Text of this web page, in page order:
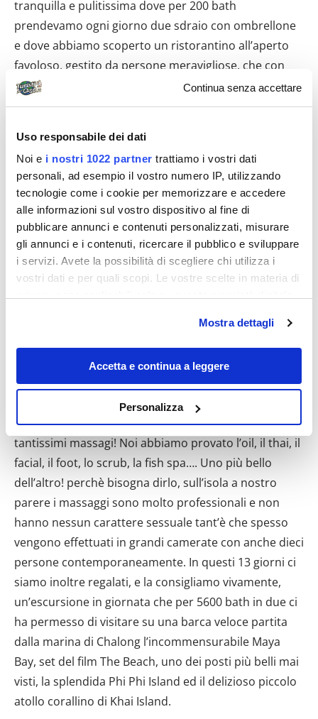
Continua senza accettare
Uso responsabile dei dati
Noi e i nostri 1022 partner trattiamo i vostri dati
personali, ad esempio il vostro numero IP, utilizzando
tecnologie come i cookie per memorizzare e accedere
alle informazioni sul vostro dispositivo al fine di
pubblicare annunci e contenuti personalizzati, misurare
gli annunci e i contenuti, ricercare il pubblico e sviluppare
i servizi. Avete la possibilità di scegliere chi utilizza i
vostri dati e per quali scopi. Le vostre scelte in materia di
modificare o revocare il proprio consenso in qualsiasi
momento dalla Dichiarazione sui cookie o facendo clic
sull'icona di attivazione della privacy.
raccogliere informazioni sulla tua posizione
geografica, con un'approssimazione di qualche
metro,
Identificare il tuo dispositivo, scansionandolo
attivamente alla ricerca di caratteristiche specifiche
(impronte digitali).
Approfondisci come vengono elaborati i tuoi dati personali
e imposta le tue preferenze nellasezione dettagli. Puoi
modificare o ritirare il tuo consenso in qualsiasi momento
dalla Dichiarazione sui cookie.
Utilizziamo i cookie per personalizzare contenuti ed
annunci, per fornire funzionalità dei social media e per
analizzare il nostro traffico. Condividiamo inoltre
informazioni sul modo in cui utilizzi il nostro sito con i
nostri partner che si occupano di analisi dei dati web,
pubblicità e social media, i quali potrebbero combinarle
con altre informazioni che hai fornito loro o che hanno
Mostra dettagli
Accetta e continua a leggere
Personalizza
tranquilla e pulitissima dove per 200 bath
prendevamo ogni giorno due sdraio con ombrellone
e dove abbiamo scoperto un ristorantino all’aperto
favoloso, gestito da persone meravigliose, che con
poco più di 10 euro ci permettevano di pranzare in
due con primo, secondo, frutta e diverse bibite. Nai
abbiamo prenotato anche la stanza, in realtà un
bungalow, per soli 850 bath al giorno, circa 17 euro al
Thalassa Village, decentrato dalle strade più
trafficate, con piscina e jacuzzi, gestito da un signore
francese molto gentile e con uno staff efficientissimo.
La moto invece ci è costata 200 bath al giorno. Un
altro consiglio, è possibile fare un’ottima colazione
con yogurt, thr, caffe, succo d’arancia, croissant,
marmellata e burro, con soli 100 bath, al “The
breackfast Ham”, gestito da una simpatica ragazza
tanto tornare ai sapori italiani consigliamo l’M&M
Pizza Nai Harn gestito da Mario e Maggie e il Rum
Jungle, lievemente più costoso ma dai sapori più
ricercati, gestito da un italo-australiano. E fate
tantissimi massagi! Noi abbiamo provato l’oil, il thai, il
facial, il foot, lo scrub, la fish spa…. Uno più bello
dell’altro! perchè bisogna dirlo, sull’isola a nostro
parere i massaggi sono molto professionali e non
hanno nessun carattere sessuale tant’è che spesso
vengono effettuati in grandi camerate con anche dieci
persone contemporaneamente. In questi 13 giorni ci
siamo inoltre regalati, e la consigliamo vivamente,
un’escursione in giornata che per 5600 bath in due ci
ha permesso di visitare su una barca veloce partita
dalla marina di Chalong l’incommensurabile Maya
Bay, set del film The Beach, uno dei posti più belli mai
visti, la splendida Phi Phi Island ed il delizioso piccolo
atollo corallino di Khai Island.